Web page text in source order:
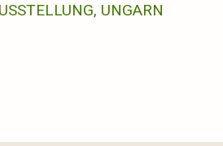
UNGARN